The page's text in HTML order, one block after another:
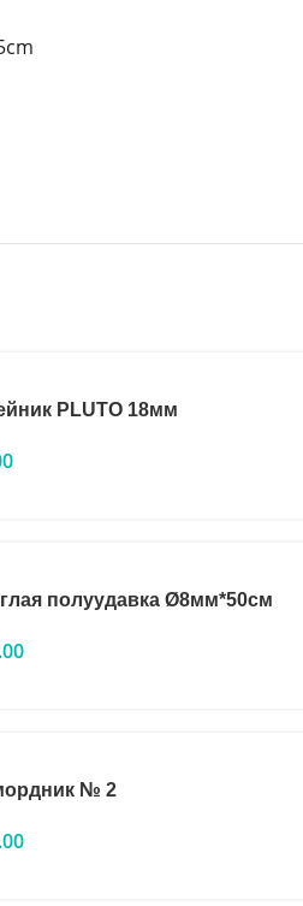
PLUTO 18мм
полуудавка Ø8мм*50см
№ 2